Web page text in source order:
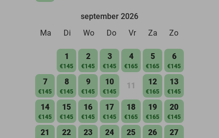
september 2026
Ma
Di Wo Do Vr Za Zo
1
€145
2
€145
3
€145
4
€165
5
€165
6
€145
7
€145
8
€145
9
€145
10
€145
11 12
€165
13
€145
14
€145
15
€145
16
€145
17
€145
18
€165
19
€165
20
€145
21 22 23 24 25 26 27